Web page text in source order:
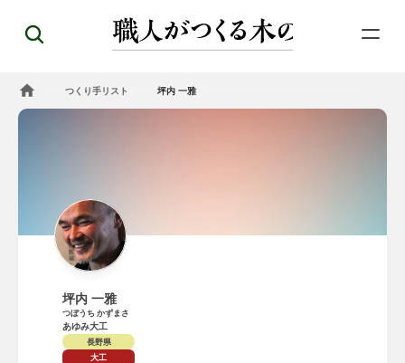
つくり手リスト 坪内 一雅
坪内 一雅
つぼうち かずまさ
あゆみ大工
長野県
大工